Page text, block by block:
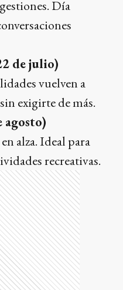
Día
de julio)
vuelven a
exigirte de más.
agosto)
alza. Ideal para
recreativas.